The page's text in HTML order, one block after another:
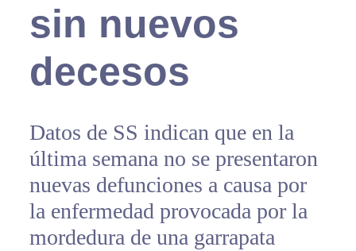
sin nuevos
decesos
Datos de SS indican que en la
última semana no se presentaron
nuevas defunciones a causa por
la enfermedad provocada por la
mordedura de una garrapata